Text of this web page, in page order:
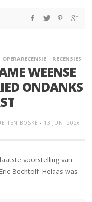
OPERARECENSIE RECENSIES
WEENSE
ONDANKS
TEN BOSKE - 13 JUNI 2026
voorstelling van
Bechtolf. Helaas was